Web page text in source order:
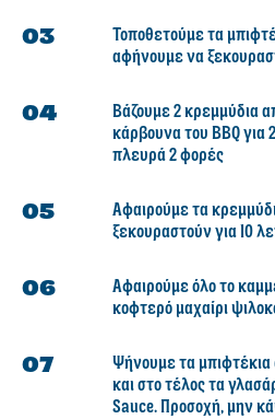
Τοποθετούμε τα
αφήνουμε να
Βάζουμε 2 κρεμμύδια
κάρβουνα του BBQ για
πλευρά 2 φορές
Αφαιρούμε τα
ξεκουραστούν για 10
Αφαιρούμε όλο το
κοφτερό μαχαίρι
Ψήνουμε τα
και στο τέλος τα
Sauce. Προσοχή, μην